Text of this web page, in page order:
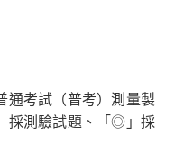
通考試（普考）測量製
採測驗試題、「◎」採